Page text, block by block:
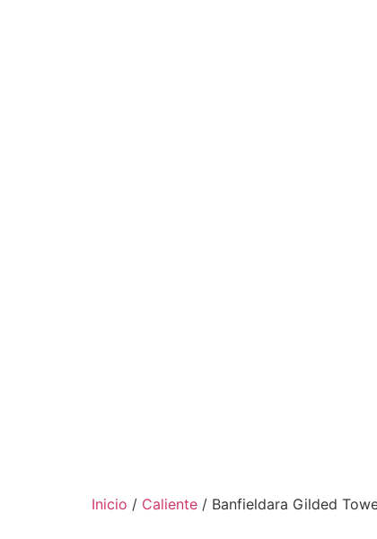
Inicio / Caliente / Banfieldara Gilded